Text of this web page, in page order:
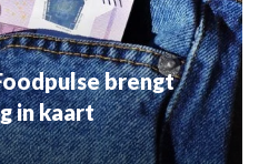
brengt
in kaart